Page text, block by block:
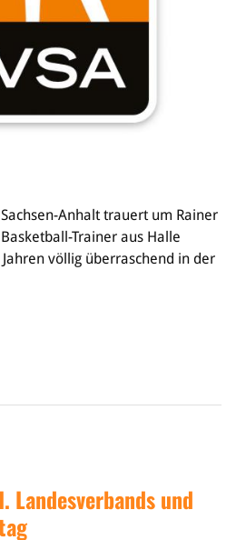
Anhalt trauert um Rainer
Trainer aus Halle
völlig überraschend in der
Landesverbands und